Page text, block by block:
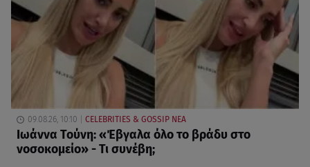
09.08.26, 10:10 CELEBRITIES & GOSSIP ΝΕΑ
Ιωάννα Τούνη: «Έβγαλα όλο το βράδυ στο
νοσοκομείο» - Τι συνέβη;